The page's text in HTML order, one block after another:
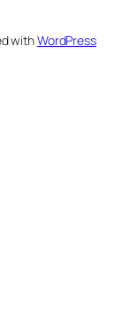
withWordPress